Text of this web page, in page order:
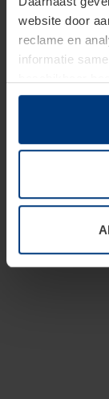
website door
reclame en
informatie
hun diensten
Juridisch
van deze
soorten
toestemming
wijzigen of